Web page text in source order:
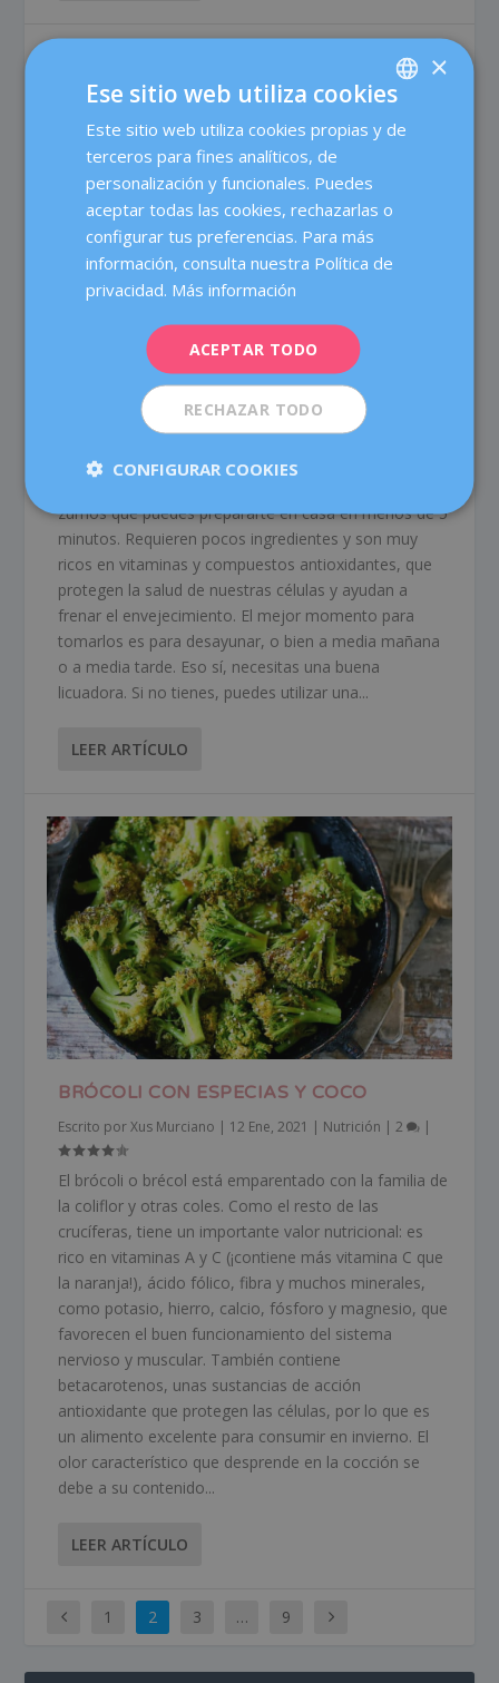
ZUMOS VITAMÍNICOS
Xus Murciano| 4 May, 2021| Nutrición
Si no sueles comer mucha fruta, pero te encanta
probar cosas nuevas, aquí tienes dos recetas muy
sencillas para disfrutar de sus múltiples efectos
zumos que puedes prepararte en casa en menos de 5
minutos. Requieren pocos ingredientes y son muy
ricos en vitaminas y compuestos antioxidantes, que
protegen la salud de nuestras células y ayudan a
frenar el envejecimiento. El mejor momento para
tomarlos es para desayunar, o bien a media mañana
o a media tarde. Eso sí, necesitas una buena
licuadora. Si no tienes, puedes utilizar una...
LEER ARTÍCULO
BRÓCOLI CON ESPECIAS Y COCO
Escrito porXus Murciano | 12 Ene, 2021 | Nutrición |2 |
El brócoli o brécol está emparentado con la familia de
la coliflor y otras coles. Como el resto de las
crucíferas, tiene un importante valor nutricional: es
rico en vitaminas A y C (¡contiene más vitamina C que
la naranja!), ácido fólico, fibra y muchos minerales,
como potasio, hierro, calcio, fósforo y magnesio, que
favorecen el buen funcionamiento del sistema
nervioso y muscular. También contiene
betacarotenos, unas sustancias de acción
antioxidante que protegen las células, por lo que es
un alimento excelente para consumir en invierno. El
olor característico que desprende en la cocción se
debe a su contenido...
LEER ARTÍCULO
1 2 3 … 9
SPANISH
×
Ese sitio web utiliza cookies
Este sitio web utiliza cookies propias y de
terceros para fines analíticos, de
personalización y funcionales. Puedes
aceptar todas las cookies, rechazarlas o
configurar tus preferencias. Para más
información, consulta nuestra Política de
privacidad. Más información
ACEPTAR TODO
RECHAZAR TODO
CONFIGURAR COOKIES